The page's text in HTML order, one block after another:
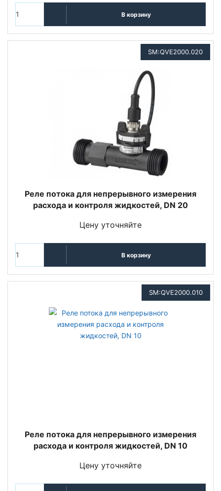
В корзину
SM:QVE2000.020
Реле потока для непрерывного измерения
расхода и контроля жидкостей, DN 20
Цену уточняйте
В корзину
SM:QVE2000.010
Реле потока для непрерывного измерения
расхода и контроля жидкостей, DN 10
Цену уточняйте